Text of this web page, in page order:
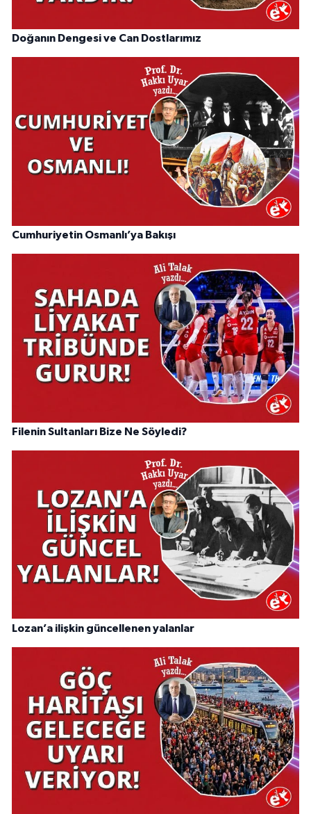
Doğanın Dengesi ve Can Dostlarımız
Cumhuriyetin Osmanlı’ya Bakışı
Filenin Sultanları Bize Ne Söyledi?
Lozan’a ilişkin güncellenen yalanlar